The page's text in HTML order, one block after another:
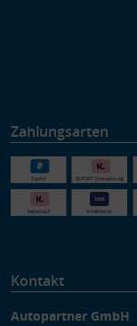
Zahlungsarten
Kontakt
Autopartner GmbH